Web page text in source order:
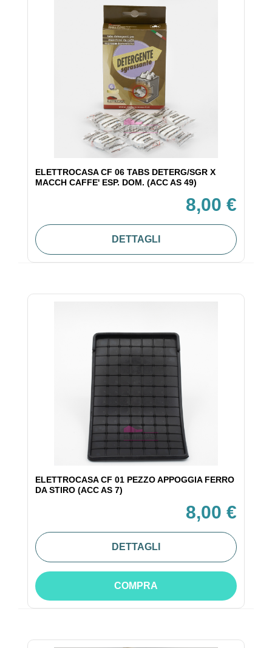
ELETTROCASA CF 06 TABS DETERG/SGR X
MACCH CAFFE' ESP. DOM. (ACC AS 49)
8,00 €
DETTAGLI
ELETTROCASA CF 01 PEZZO APPOGGIA FERRO
DA STIRO (ACC AS 7)
8,00 €
DETTAGLI
COMPRA